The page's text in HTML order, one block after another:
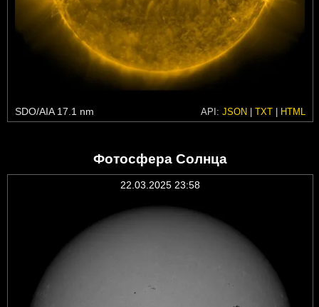
SDO/AIA 17.1 nm API: JSON | TXT | HTML
Фотосфера Солнца
22.03.2025 23:58